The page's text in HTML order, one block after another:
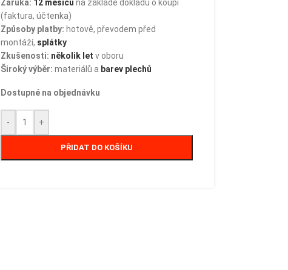
Záruka: 12 měsíců na základě dokladu o koupi
(faktura, účtenka)
Způsoby platby: hotově, převodem před
montáží, splátky
Zkušenosti: několik let v oboru
Široký výběr: materiálů a barev plechů
Dostupné na objednávku
- +
PŘIDAT DO KOŠÍKU